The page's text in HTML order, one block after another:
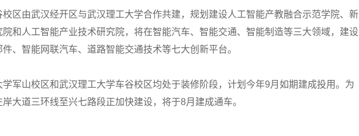
由武汉经开区与武汉理工大学合作共建，规划建设人工智能产教融合示范学院、新
和人工智能产业技术研究院，将在智能汽车、智能交通、智能制造等三大领域，建设
、智能网联汽车、道路智能交通技术等七大创新平台。
山校区和武汉理工大学车谷校区均处于装修阶段，计划今年9月如期建成投用。为
大道三环线至兴七路段正加快建设，将于8月建成通车。